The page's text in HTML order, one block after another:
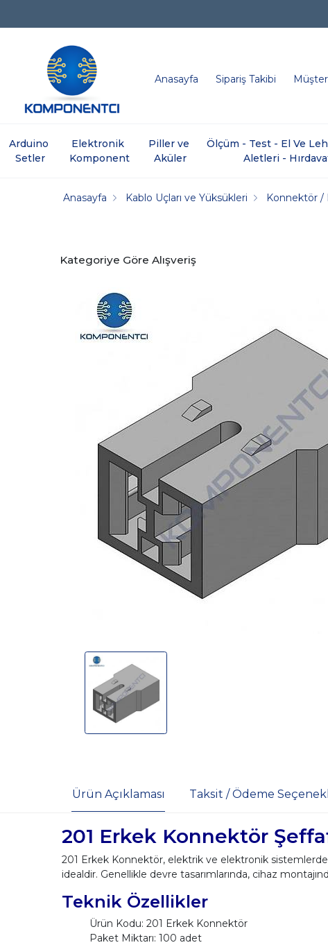
Anasayfa Sipariş Takibi
Arduino
Setler
Elektronik
Komponent
Piller ve
Aküler
Ölçüm - Test - El Ve
Aletleri -
Anasayfa Kablo Uçları ve Yüksükleri Konnektör /
Kategoriye Göre Alışveriş
Ürün Açıklaması Taksit / Ödeme
201 Erkek Konnektör
201 Erkek Konnektör, elektrik ve elektronik sistemlerde
idealdir. Genellikle devre tasarımlarında, cihaz
Teknik Özellikler
Ürün Kodu: 201 Erkek Konnektör
Paket Miktarı: 100 adet